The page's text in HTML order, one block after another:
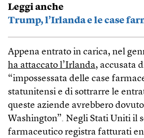
Leggi anche
Trump, l’Irlanda e le case
Appena entrato in carica, nel
ha attaccato l’Irlanda, accusata
“impossessata delle case
statunitensi e di sottrarre le
queste aziende avrebbero
Washington”. Negli Stati Uniti il
farmaceutico registra fatturati